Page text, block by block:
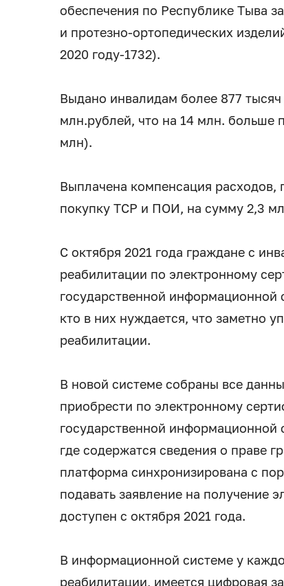
обеспечения по Республике Тыва
и протезно-ортопедических
2020 году-1732).
Выдано инвалидам более 877
млн.рублей, что на 14 млн. больше
млн).
Выплачена компенсация расходов,
покупку ТСР и ПОИ, на сумму 2,3
С октября 2021 года граждане с
реабилитации по электронному
государственной информационной
кто в них нуждается, что заметно
реабилитации.
В новой системе собраны все
приобрести по электронному
государственной
где содержатся сведения о праве
платформа синхронизирована с
подавать заявление на получение
доступен с октября 2021 года.
В информационной системе у
реабилитации, имеется цифровая